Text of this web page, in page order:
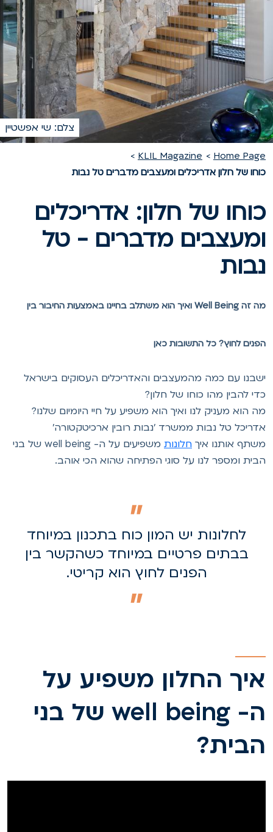
צלם: שי אפשטיין
Home
KLIL Magazine
של חלון אדריכלים ומעצבים מדברים טל נבות
של חלון: אדריכלים
מדברים - טל
מה זה Well Being ואיך הוא משתלב בחיינו באמצעות החיבור בין
לחוץ? כל התשובות כאן
עם כמה מהמעצבים והאדריכלים העסוקים בישראל
להבין מהו כוחו של חלון?
הוא מעניק לנו ואיך הוא משפיע על חיי היומיום שלנו?
טל נבות ממשרד 'נבות רובין ארכיטקטורה'
אותנו איךחלונות
משפיעים על ה- well being של בני
ומספר לנו על סוגי הפתיחה שהוא הכי אוהב.
לחלונות יש המון כוח בתכנון במיוחד
בבתים פרטיים במיוחד כשהקשר בין
הפנים לחוץ הוא קריטי.
החלון משפיע על
ה- well being של בני